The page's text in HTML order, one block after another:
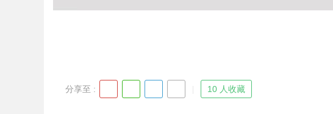
分享至 : 10 人收藏